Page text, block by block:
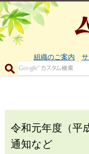
組織のご案内
令和元年度（平
通知など